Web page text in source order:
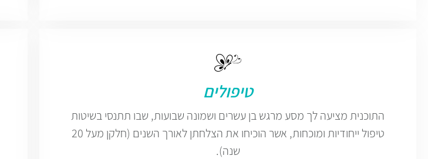
טיפולים
התוכנית מציעה לך מסע מרגש בן עשרים ושמונה שבועות, שבו תתנסי בשיטות
טיפול ייחודיות ומוכחות, אשר הוכיחו את הצלחתן לאורך השנים (חלקן מעל 20
שנה).